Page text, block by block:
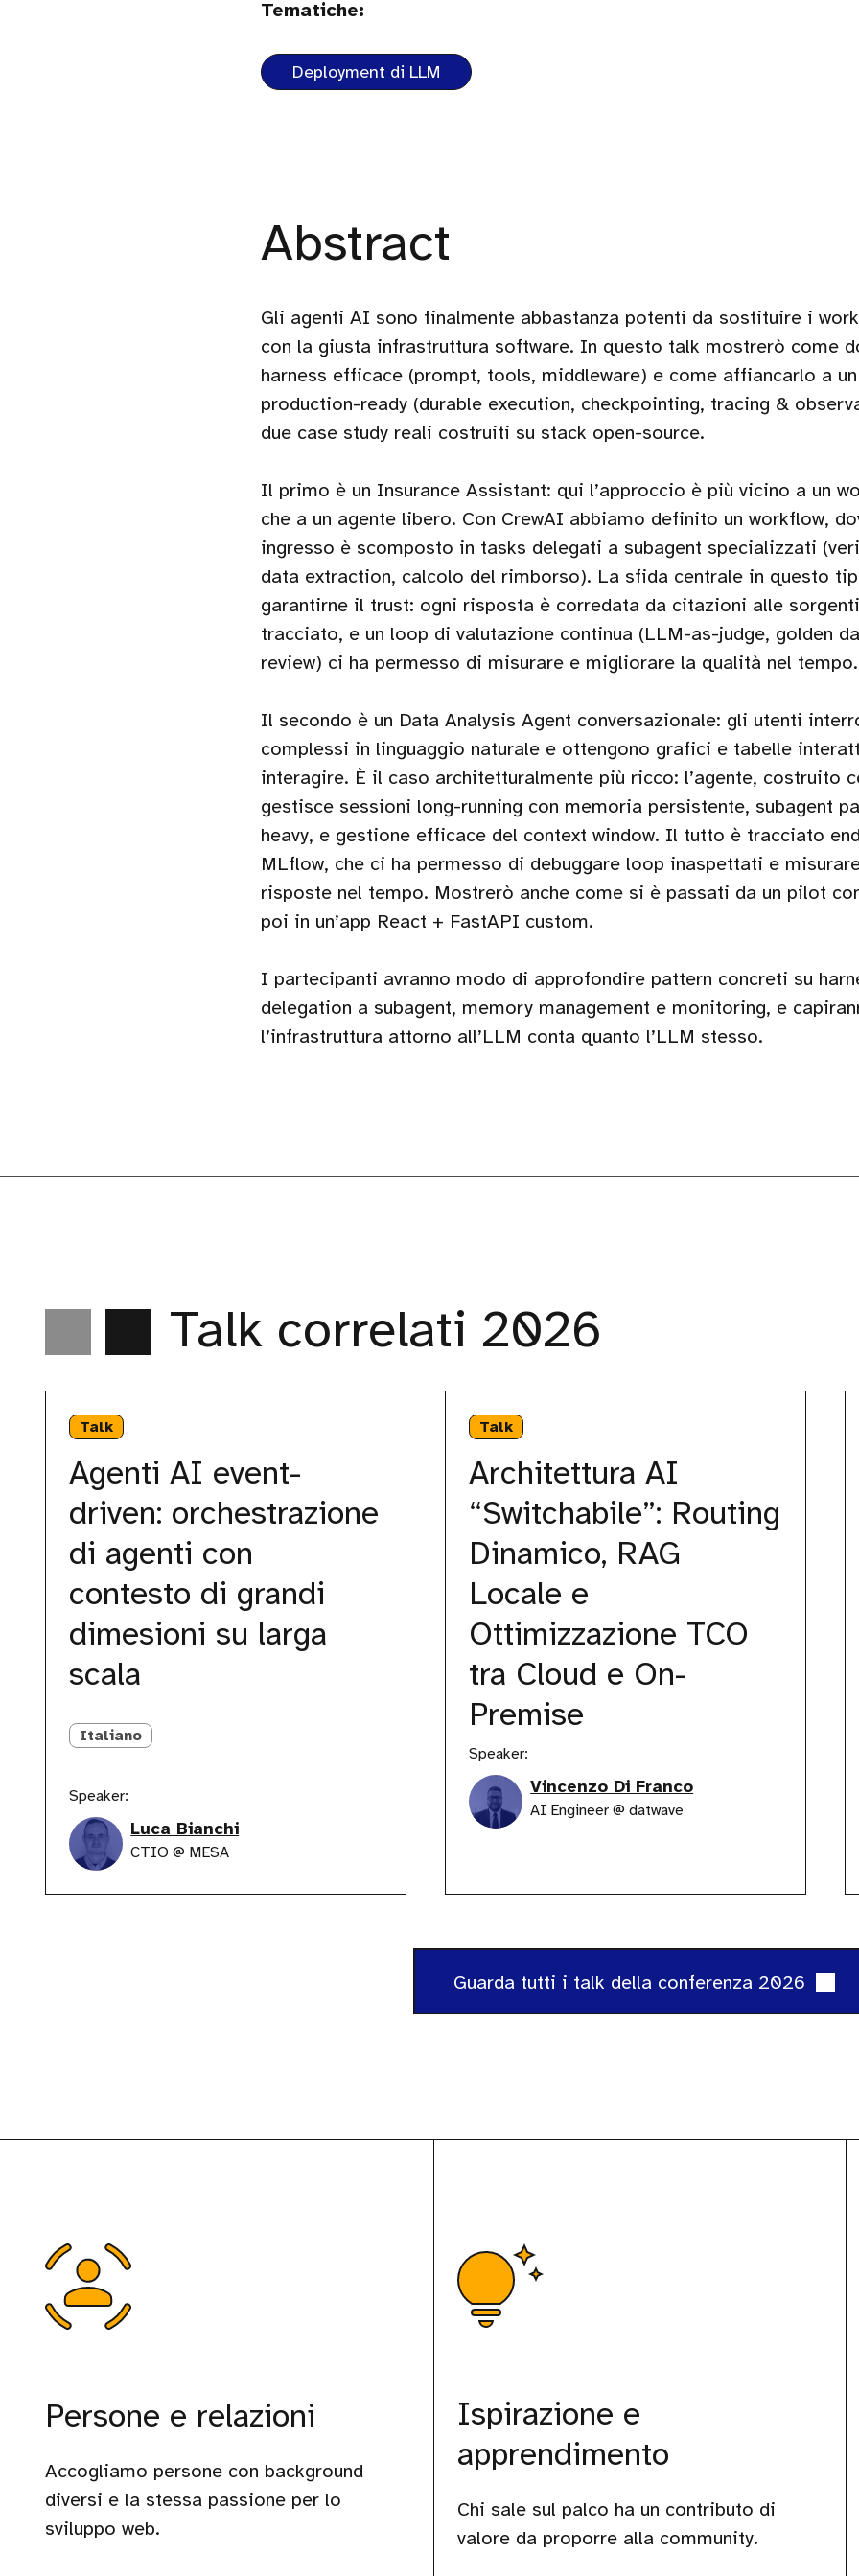
Tematiche:
Deployment di LLM
Abstract
Gli agenti AI sono finalmente abbastanza potenti da sostituire i
con la giusta infrastruttura software. In questo talk mostrerò come
harness efficace (prompt, tools, middleware) e come affiancarlo a
production-ready (durable execution, checkpointing, tracing &
due case study reali costruiti su stack open-source.
Il primo è un Insurance Assistant: qui l’approccio è più vicino a un
che a un agente libero. Con CrewAI abbiamo definito un workflow,
ingresso è scomposto in tasks delegati a subagent specializzati
data extraction, calcolo del rimborso). La sfida centrale in questo
garantirne il trust: ogni risposta è corredata da citazioni alle
tracciato, e un loop di valutazione continua (LLM-as-judge, golden
review) ci ha permesso di misurare e migliorare la qualità nel tempo.
Il secondo è un Data Analysis Agent conversazionale: gli utenti
complessi in linguaggio naturale e ottengono grafici e tabelle
interagire. È il caso architetturalmente più ricco: l’agente, costruito
gestisce sessioni long-running con memoria persistente, subagent
heavy, e gestione efficace del context window. Il tutto è tracciato
MLflow, che ci ha permesso di debuggare loop inaspettati e
risposte nel tempo. Mostrerò anche come si è passati da un pilot
poi in un’app React + FastAPI custom.
I partecipanti avranno modo di approfondire pattern concreti su
delegation a subagent, memory management e monitoring, e
l’infrastruttura attorno all’LLM conta quanto l’LLM stesso.
Talk correlati 2026
Talk
Agenti AI event-
driven: orchestrazione
di agenti con
contesto di grandi
dimesioni su larga
scala
event-
driven:
orchestrazione
agenti
contesto
grandi
larga
scala
Italiano
Speaker:
Luca Bianchi
CTIO @ MESA
Talk
Architettura AI
“Switchabile”: Routing
Dinamico, RAG
Locale e
Ottimizzazione TCO
tra Cloud e On-
Premise
“Switchabile”:
Routing
Dinamico,
Locale
Ottimizzazione
Premise
Speaker:
Vincenzo Di Franco
AI Engineer @ datwave
Guarda tutti i talk della conferenza 2026
Persone e relazioni
Accogliamo persone con background
diversi e la stessa passione per lo
sviluppo web.
Ispirazione e
apprendimento
Chi sale sul palco ha un contributo di
valore da proporre alla community.